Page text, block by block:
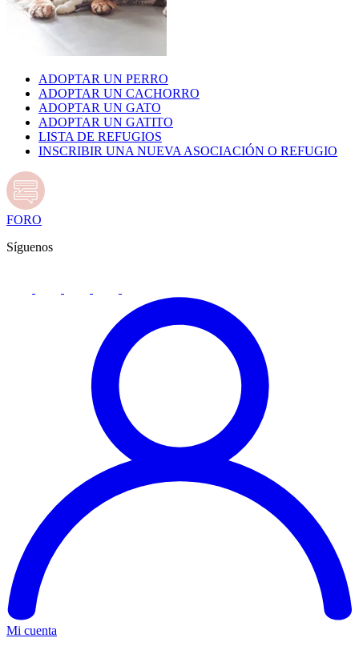
ADOPTAR UN PERRO
ADOPTAR UN CACHORRO
ADOPTAR UN GATO
ADOPTAR UN GATITO
LISTA DE REFUGIOS
INSCRIBIR UNA NUEVA ASOCIACIÓN O REFUGIO
FORO
Síguenos
Mi cuenta